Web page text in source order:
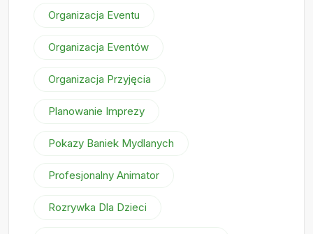
Organizacja Eventu
Organizacja Eventów
Organizacja Przyjęcia
Planowanie Imprezy
Pokazy Baniek Mydlanych
Profesjonalny Animator
Rozrywka Dla Dzieci